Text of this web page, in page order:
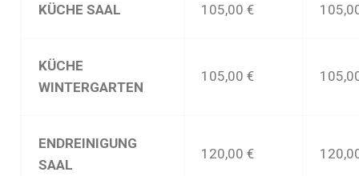
KÜCHE SAAL 105,00 €
KÜCHE
WINTERGARTEN
105,00 €
ENDREINIGUNG
SAAL
120,00 €